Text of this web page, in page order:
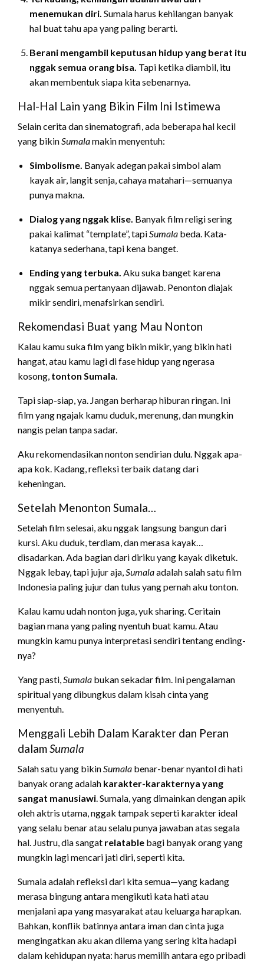
menemukan diri. Sumala harus kehilangan banyak
hal buat tahu apa yang paling berarti.
Berani mengambil keputusan hidup yang berat itu
nggak semua orang bisa. Tapi ketika diambil, itu
akan membentuk siapa kita sebenarnya.
Hal-Hal Lain yang Bikin Film Ini Istimewa
Selain cerita dan sinematografi, ada beberapa hal kecil
yang bikinSumalamakin menyentuh:
Simbolisme. Banyak adegan pakai simbol alam
kayak air, langit senja, cahaya matahari—semuanya
punya makna.
Dialog yang nggak klise. Banyak film religi sering
pakai kalimat “template”, tapiSumala beda. Kata-
katanya sederhana, tapi kena banget.
Ending yang terbuka. Aku suka banget karena
nggak semua pertanyaan dijawab. Penonton diajak
mikir sendiri, menafsirkan sendiri.
Rekomendasi Buat yang Mau Nonton
Kalau kamu suka film yang bikin mikir, yang bikin hati
hangat, atau kamu lagi di fase hidup yang ngerasa
kosong, tonton Sumala.
Tapi siap-siap, ya. Jangan berharap hiburan ringan. Ini
film yang ngajak kamu duduk, merenung, dan mungkin
nangis pelan tanpa sadar.
Aku rekomendasikan nonton sendirian dulu. Nggak apa-
apa kok. Kadang, refleksi terbaik datang dari
keheningan.
Setelah Menonton Sumala…
Setelah film selesai, aku nggak langsung bangun dari
kursi. Aku duduk, terdiam, dan merasa kayak…
disadarkan. Ada bagian dari diriku yang kayak diketuk.
Nggak lebay, tapi jujur aja,Sumalaadalah salah satu film
Indonesia paling jujur dan tulus yang pernah aku tonton.
Kalau kamu udah nonton juga, yuk sharing. Ceritain
bagian mana yang paling nyentuh buat kamu. Atau
mungkin kamu punya interpretasi sendiri tentang ending-
nya?
Yang pasti,Sumala bukan sekadar film. Ini pengalaman
spiritual yang dibungkus dalam kisah cinta yang
menyentuh.
Menggali Lebih Dalam Karakter dan Peran
dalamSumala
Salah satu yang bikinSumala benar-benar nyantol di hati
banyak orang adalah karakter-karakternya yang
sangat manusiawi. Sumala, yang dimainkan dengan apik
oleh aktris utama, nggak tampak seperti karakter ideal
yang selalu benar atau selalu punya jawaban atas segala
hal. Justru, dia sangat relatable bagi banyak orang yang
mungkin lagi mencari jati diri, seperti kita.
Sumala adalah refleksi dari kita semua—yang kadang
merasa bingung antara mengikuti kata hati atau
menjalani apa yang masyarakat atau keluarga harapkan.
Bahkan, konflik batinnya antara iman dan cinta juga
mengingatkan aku akan dilema yang sering kita hadapi
dalam kehidupan nyata: harus memilih antara ego pribadi